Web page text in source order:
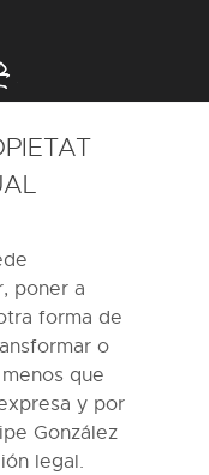
poner a
forma de
o
que
y por
González
legal.